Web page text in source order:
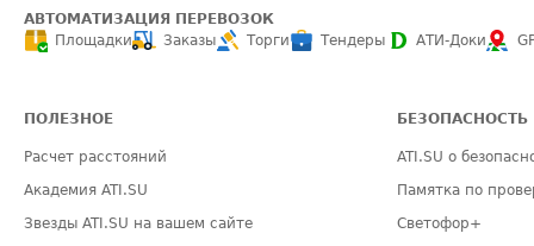
АВТОМАТИЗАЦИЯ ПЕРЕВОЗОК
Площадки
Заказы Торги Тендеры АТИ-Доки
ПОЛЕЗНОЕ
Расчет расстояний
Академия ATI.SU
Звезды ATI.SU на вашем сайте
БЕЗОПАСНОСТЬ
ATI.SU о
Памятка по
Светофор+